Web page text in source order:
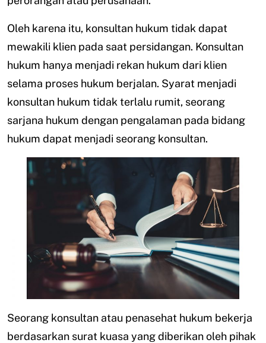
Oleh karena itu, konsultan hukum tidak dapat
mewakili klien pada saat persidangan. Konsultan
hukum hanya menjadi rekan hukum dari klien
selama proses hukum berjalan. Syarat menjadi
konsultan hukum tidak terlalu rumit, seorang
sarjana hukum dengan pengalaman pada bidang
hukum dapat menjadi seorang konsultan.
Seorang konsultan atau penasehat hukum bekerja
berdasarkan surat kuasa yang diberikan oleh pihak